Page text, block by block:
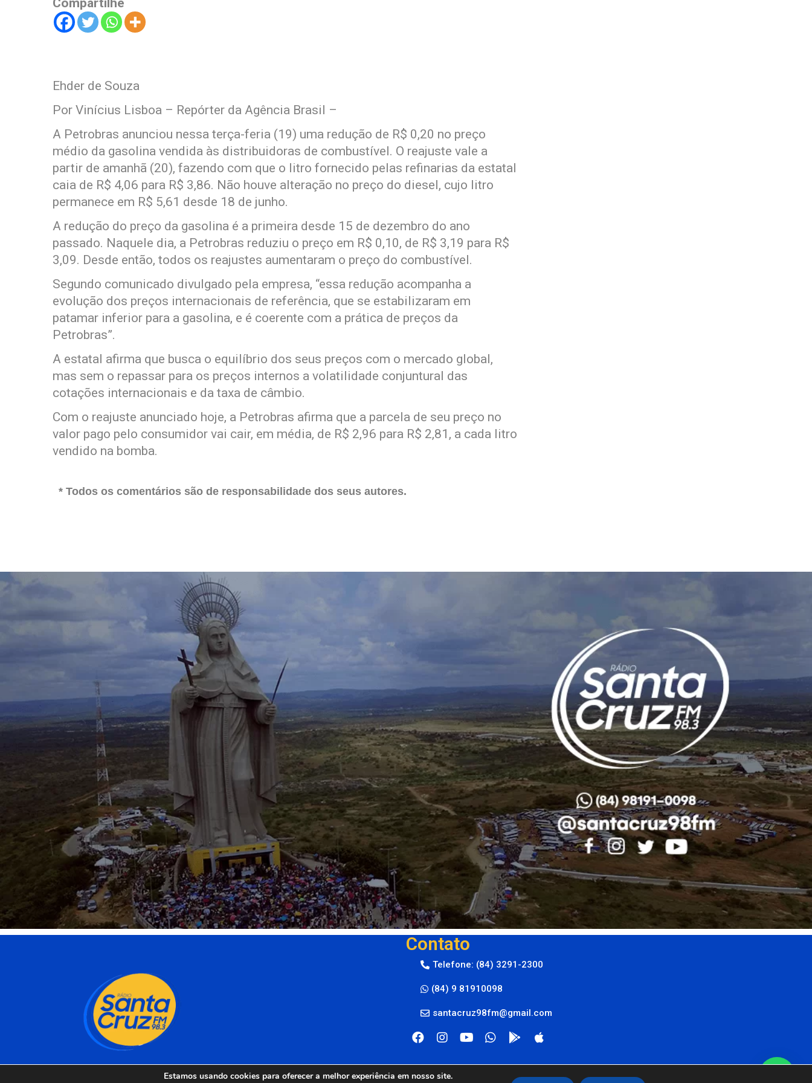
Compartilhe
Ehder de Souza
Por Vinícius Lisboa – Repórter da Agência Brasil –
A Petrobras anunciou nessa terça-feria (19) uma redução de R$ 0,20 no preço
médio da gasolina vendida às distribuidoras de combustível. O reajuste vale a
partir de amanhã (20), fazendo com que o litro fornecido pelas refinarias da estatal
caia de R$ 4,06 para R$ 3,86. Não houve alteração no preço do diesel, cujo litro
permanece em R$ 5,61 desde 18 de junho.
A redução do preço da gasolina é a primeira desde 15 de dezembro do ano
passado. Naquele dia, a Petrobras reduziu o preço em R$ 0,10, de R$ 3,19 para R$
3,09. Desde então, todos os reajustes aumentaram o preço do combustível.
Segundo comunicado divulgado pela empresa, “essa redução acompanha a
evolução dos preços internacionais de referência, que se estabilizaram em
patamar inferior para a gasolina, e é coerente com a prática de preços da
Petrobras”.
A estatal afirma que busca o equilíbrio dos seus preços com o mercado global,
mas sem o repassar para os preços internos a volatilidade conjuntural das
cotações internacionais e da taxa de câmbio.
Com o reajuste anunciado hoje, a Petrobras afirma que a parcela de seu preço no
valor pago pelo consumidor vai cair, em média, de R$ 2,96 para R$ 2,81, a cada litro
vendido na bomba.
* Todos os comentários são de responsabilidade dos seus autores.
Contato
Telefone: (84) 3291-2300
(84) 9 81910098
santacruz98fm@gmail.com
Estamos usando cookies para oferecer a melhor experiência em nosso site.